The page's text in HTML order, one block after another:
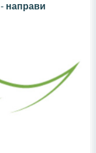
- направи